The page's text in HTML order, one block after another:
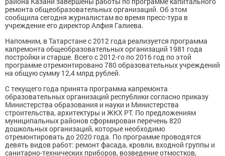
ремонта общеобразовательных организаций. Об этом
сообщила сегодня журналистам во время пресс-тура в
учреждение его директор Алфия Галиева.
Напомним, в Татарстане с 2012 года реализуется программа
капремонта общеобразовательных организаций 1981 года
постройки и старше. Всего с 2012-го по 2016 год по этой
программе отремонтировано 780 образовательных учреждений
на общую сумму 12,4 млрд рублей.
С текущего года принята программа капремонта
образовательных организаций республики согласно приказу
Министерства образования и науки и Министерства
строительства, архитектуры и ЖКХ РТ. По предложениям
муниципальных районов сформирован перечень 820
дошкольных организаций, которые необходимо
отремонтировать до 2020 года. По программе проводятся
девять видов работ: ремонт фасада, кровли, входной группы и
санитарно-технических приборов, возведение отмостков,